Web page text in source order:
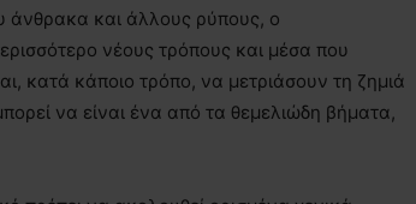
άνθρακα και άλλους ρύπους, ο
νέους τρόπους και μέσα που
κατά κάποιο τρόπο, να μετριάσουν τη ζημιά
να είναι ένα από τα θεμελιώδη βήματα,